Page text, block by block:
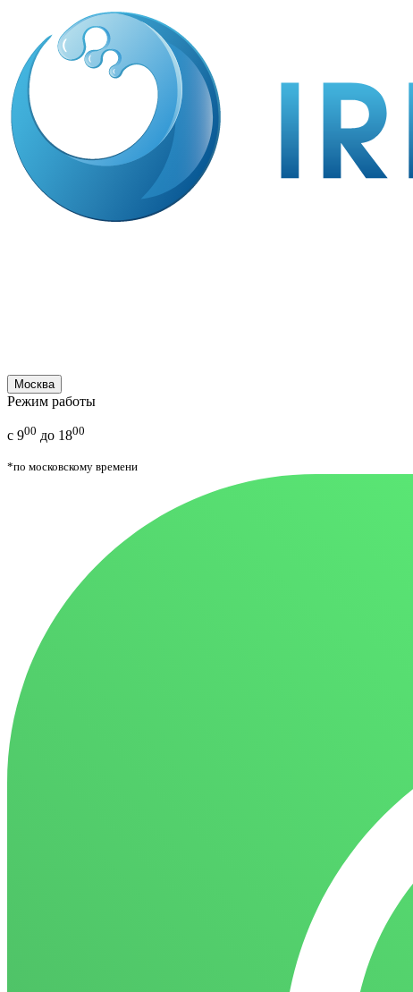
Москва
Режим работы
с 900 до 1800
*по московскому времени